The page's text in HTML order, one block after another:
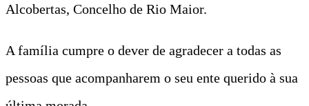
Alcobertas, Concelho de Rio Maior.
A família cumpre o dever de agradecer a todas as
pessoas que acompanharem o seu ente querido à sua